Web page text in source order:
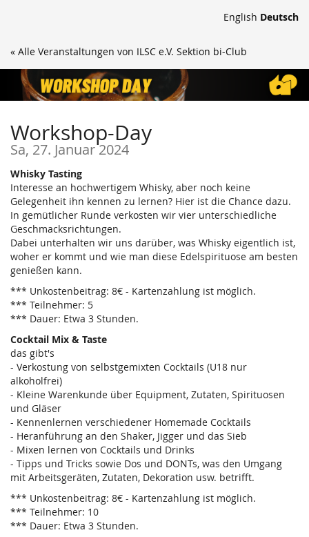
springen
English Deutsch
« Alle Veranstaltungen von ILSC e.V. Sektion bi-Club
Workshop-Day
Sa, 27. Januar 2024
Whisky Tasting
Interesse an hochwertigem Whisky, aber noch keine
Gelegenheit ihn kennen zu lernen? Hier ist die Chance dazu.
In gemütlicher Runde verkosten wir vier unterschiedliche
Geschmacksrichtungen.
Dabei unterhalten wir uns darüber, was Whisky eigentlich ist,
woher er kommt und wie man diese Edelspirituose am besten
genießen kann.
*** Unkostenbeitrag: 8€ - Kartenzahlung ist möglich.
*** Teilnehmer: 5
*** Dauer: Etwa 3 Stunden.
Cocktail Mix & Taste
das gibt's
- Verkostung von selbstgemixten Cocktails (U18 nur
alkoholfrei)
- Kleine Warenkunde über Equipment, Zutaten, Spirituosen
und Gläser
- Kennenlernen verschiedener Homemade Cocktails
- Heranführung an den Shaker, Jigger und das Sieb
- Mixen lernen von Cocktails und Drinks
- Tipps und Tricks sowie Dos und DONTs, was den Umgang
mit Arbeitsgeräten, Zutaten, Dekoration usw. betrifft.
*** Unkostenbeitrag: 8€ - Kartenzahlung ist möglich.
*** Teilnehmer: 10
*** Dauer: Etwa 3 Stunden.